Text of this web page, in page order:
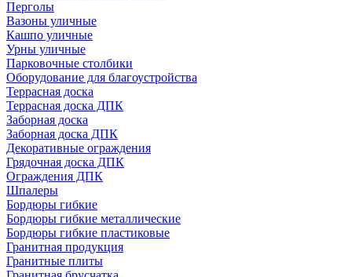
Перголы
Вазоны уличные
Кашпо уличные
Урны уличные
Парковочные столбики
Оборудование для благоустройства
Террасная доска
Террасная доска ДПК
Заборная доска
Заборная доска ДПК
Декоративные ограждения
Грядочная доска ДПК
Ограждения ДПК
Шпалеры
Бордюры гибкие
Бордюры гибкие металлические
Бордюры гибкие пластиковые
Гранитная продукция
Гранитные плиты